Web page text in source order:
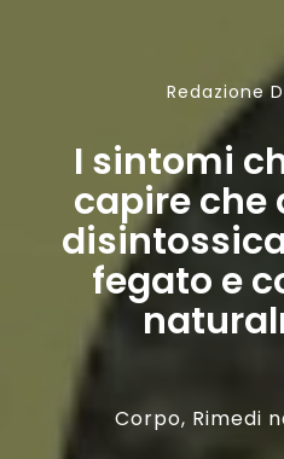
Redazione
I sintomi
capire che
fegato e
Corpo, Rimedi